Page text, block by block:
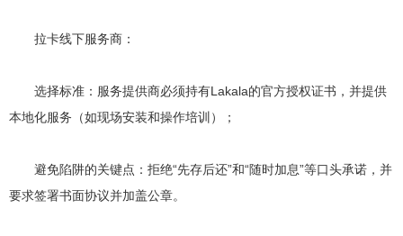
拉卡线下服务商：
选择标准：服务提供商必须持有Lakala的官方授权证书，并提供
本地化服务（如现场安装和操作培训）；
避免陷阱的关键点：拒绝“先存后还”和“随时加息”等口头承诺，并
要求签署书面协议并加盖公章。